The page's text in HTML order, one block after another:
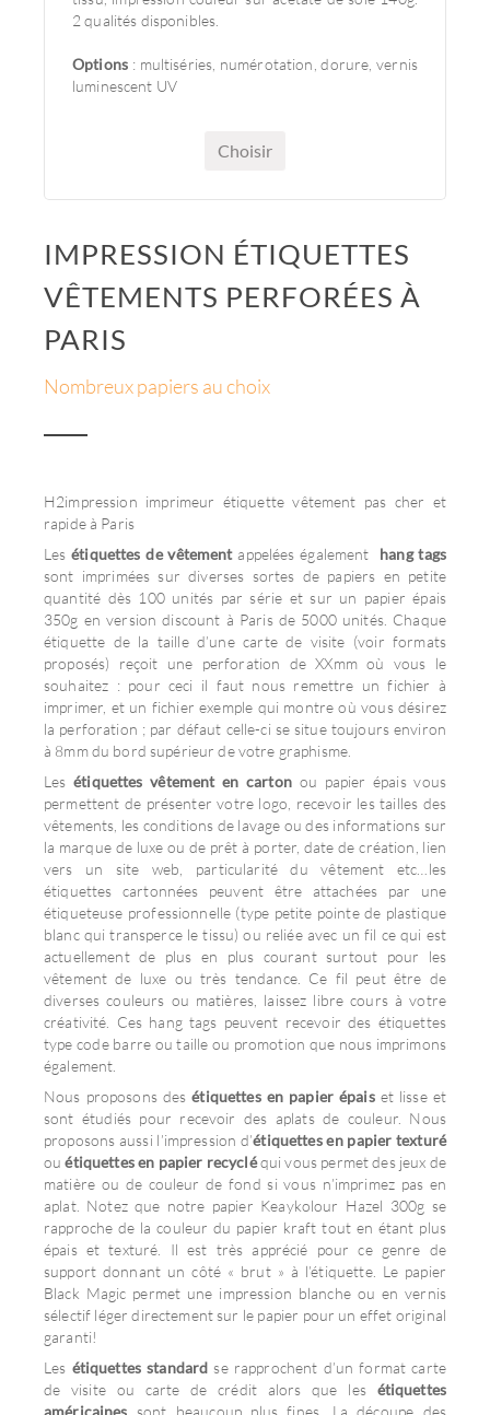
2 qualités disponibles.
Options : multiséries, numérotation, dorure, vernis
luminescent UV
Choisir
IMPRESSION ÉTIQUETTES
VÊTEMENTS PERFORÉES À
PARIS
Nombreux papiers au choix
H2impression imprimeur étiquette vêtement pas cher et
rapide à Paris
Lesétiquettes de vêtementappelées également
hang tags
sont imprimées sur diverses sortes de papiers en petite
quantité dès 100 unités par série et sur un papier épais
350g en version discount à Paris de 5000 unités. Chaque
étiquette de la taille d’une carte de visite (voir formats
proposés) reçoit une perforation deXXmm où vous le
souhaitez : pour ceci il faut nous remettre un fichier à
imprimer, et un fichier exemple qui montre où vous désirez
la perforation ; par défaut celle-ci se situe toujours environ
à 8mm du bord supérieur de votre graphisme.
Lesétiquettes vêtement en cartonou papier épais vous
permettent de présenter votre logo, recevoir les tailles des
vêtements, les conditions de lavage ou des informations sur
la marque de luxe ou de prêt à porter, date de création, lien
vers un site web, particularité du vêtement etc…les
étiquettes cartonnées peuvent être attachées par une
étiqueteuse professionnelle (type petite pointe de plastique
blanc qui transperce le tissu) ou reliée avec un fil ce qui est
actuellement de plus en plus courant surtout pour les
vêtement de luxe ou très tendance. Ce fil peut être de
diverses couleurs ou matières, laissez libre cours à votre
créativité. Ces hang tags peuvent recevoir des étiquettes
type code barre ou taille ou promotion que nous imprimons
également.
Nous proposons desétiquettes en papier épaiset lisse et
sont étudiés pour recevoir des aplats de couleur. Nous
proposons aussi l’impression d’étiquettes en papier texturé
ouétiquettes en papier recycléqui vous permet des jeux de
matière ou de couleur de fond si vous n’imprimez pas en
aplat. Notez que notre papier Keaykolour Hazel 300g se
rapproche de la couleur du papier kraft tout en étant plus
épais et texturé. Il est très apprécié pour ce genre de
support donnant un côté « brut » à l’étiquette. Le papier
Black Magic permet une impression blanche ou en vernis
sélectif léger directement sur le papier pour un effet original
garanti!
Les étiquettes standard se rapprochent d’un format carte
de visite ou carte de crédit alors que les étiquettes
américaines sont beaucoup plus fines. La découpe des